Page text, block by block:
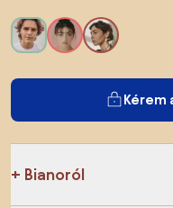
Kérem
Bianoról